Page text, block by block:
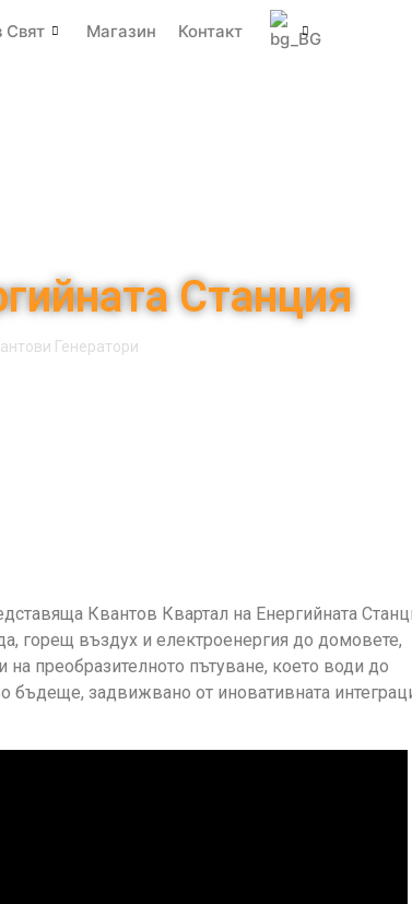
Свят Магазин Контакт
Станция
Генератори
Квантов Квартал на Енергийната
горещ въздух и електроенергия до домовете,
преобразителното пътуване, което води до
бъдеще, задвижвано от иновативната